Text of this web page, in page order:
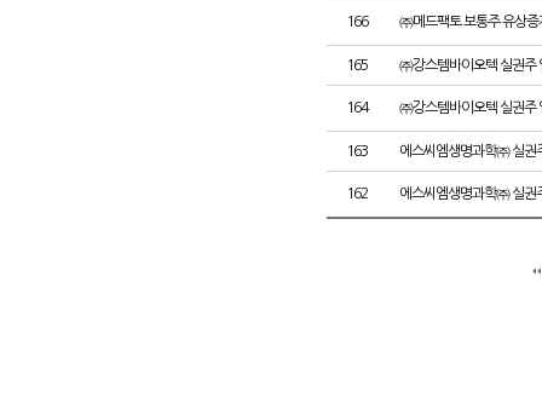
166 ㈜메드팩토 보통주 유상
165 ㈜강스템바이오텍 실권주
164 ㈜강스템바이오텍 실권주
163 에스씨엠생명과학㈜ 실권
162 에스씨엠생명과학㈜ 실권